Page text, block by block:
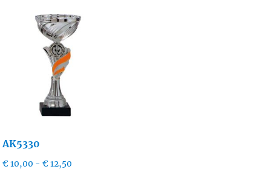
AK5330
€ 10,00 - € 12,50